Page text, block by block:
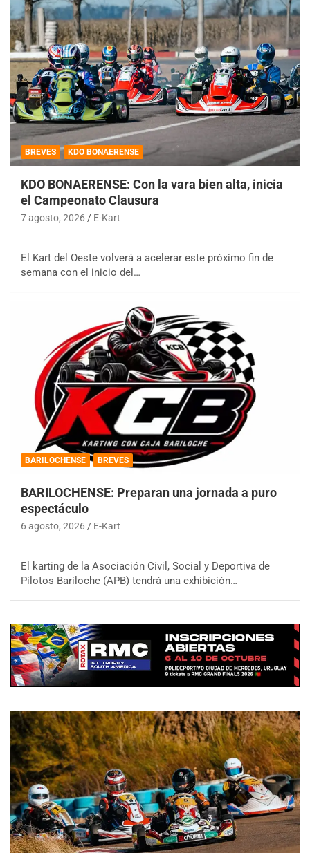
BREVES KDO BONAERENSE
KDO BONAERENSE: Con la vara bien alta, inicia
el Campeonato Clausura
7 agosto, 2026 E-Kart
El Kart del Oeste volverá a acelerar este próximo fin de
semana con el inicio del…
BARILOCHENSE BREVES
BARILOCHENSE: Preparan una jornada a puro
espectáculo
6 agosto, 2026 E-Kart
El karting de la Asociación Civil, Social y Deportiva de
Pilotos Bariloche (APB) tendrá una exhibición…